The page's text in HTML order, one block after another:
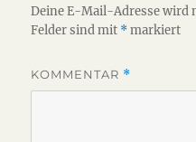
Deine E-Mail-Adresse wird
Felder sind mit *markiert
KOMMENTAR *